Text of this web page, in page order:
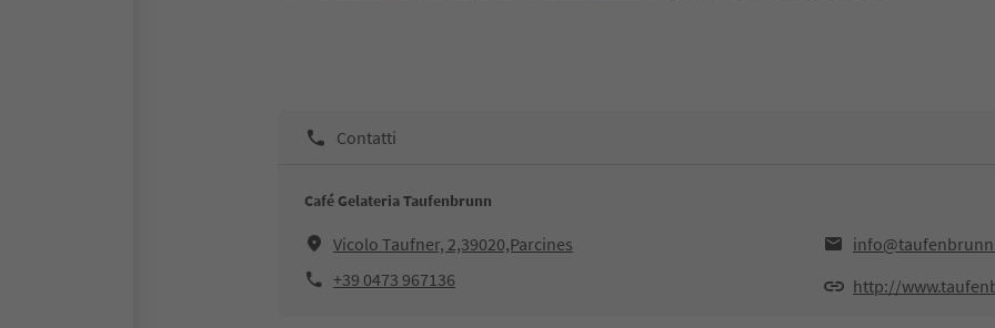
Contatti
Café Gelateria Taufenbrunn
Vicolo Taufner, 2,39020,Parcines
+39 0473 967136
http://